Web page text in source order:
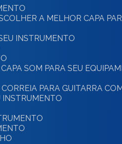
A MELHOR CAPA
INSTRUMENTO
SOM PARA SEU
PARA GUITARRA
INSTRUMENTO